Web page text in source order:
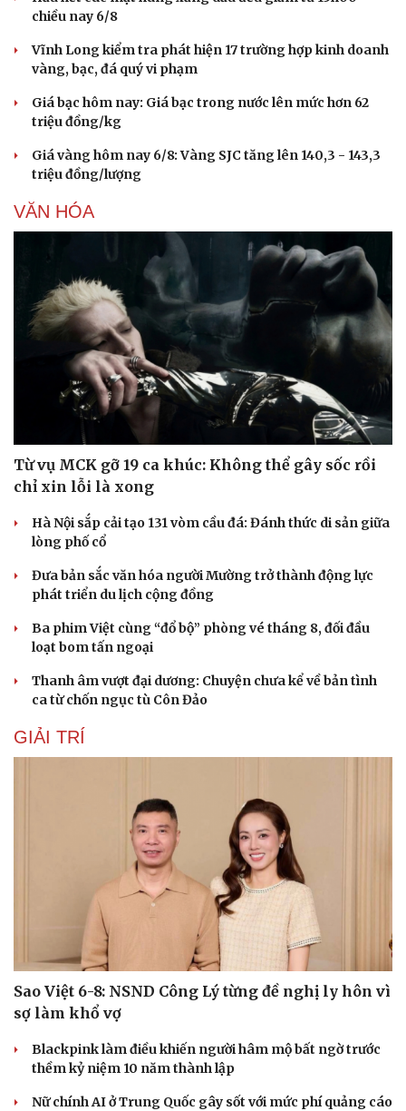
Du lịch
Săn Tour
check-in
Podcast
Đọc truyện đêm khuya
Hạt giống tâm hồn
chiều nay 6/8
Vĩnh Long kiểm tra phát hiện 17 trường hợp kinh doanh
vàng, bạc, đá quý vi phạm
Giá bạc hôm nay: Giá bạc trong nước lên mức hơn 62
triệu đồng/kg
Giá vàng hôm nay 6/8: Vàng SJC tăng lên 140,3 - 143,3
triệu đồng/lượng
VĂN HÓA
Từ vụ MCK gỡ 19 ca khúc: Không thể gây sốc rồi
chỉ xin lỗi là xong
Hà Nội sắp cải tạo 131 vòm cầu đá: Đánh thức di sản giữa
lòng phố cổ
Đưa bản sắc văn hóa người Mường trở thành động lực
phát triển du lịch cộng đồng
Ba phim Việt cùng “đổ bộ” phòng vé tháng 8, đối đầu
loạt bom tấn ngoại
Thanh âm vượt đại dương: Chuyện chưa kể về bản tình
ca từ chốn ngục tù Côn Đảo
GIẢI TRÍ
Sao Việt 6-8: NSND Công Lý từng đề nghị ly hôn vì
sợ làm khổ vợ
Blackpink làm điều khiến người hâm mộ bất ngờ trước
thềm kỷ niệm 10 năm thành lập
Nữ chính AI ở Trung Quốc gây sốt với mức phí quảng cáo